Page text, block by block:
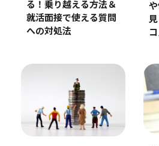
る！乗り越える方法＆
就活面接で使える質問
への対処法